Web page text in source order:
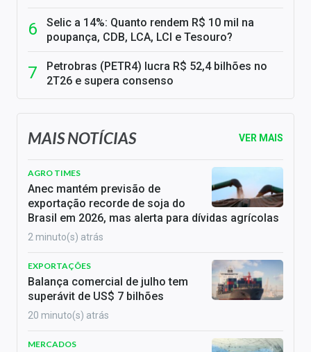
Selic a 14%: Quanto rendem R$ 10 mil na
poupança, CDB, LCA, LCI e Tesouro?
Petrobras (PETR4) lucra R$ 52,4 bilhões no
2T26 e supera consenso
MAIS NOTÍCIAS VER MAIS
AGRO TIMES
Anec mantém previsão de
exportação recorde de soja do
Brasil em 2026, mas alerta para dívidas agrícolas
2 minuto(s) atrás
EXPORTAÇÕES
Balança comercial de julho tem
superávit de US$ 7 bilhões
20 minuto(s) atrás
MERCADOS